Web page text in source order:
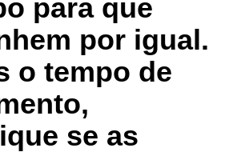
para que
por igual.
o tempo de
se as